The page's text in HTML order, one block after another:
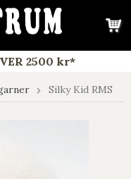
2500 kr*
Silky Kid RMS